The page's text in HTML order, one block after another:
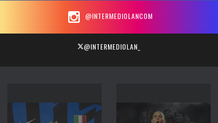
@INTERMEDIOLANCOM
@INTERMEDIOLAN_